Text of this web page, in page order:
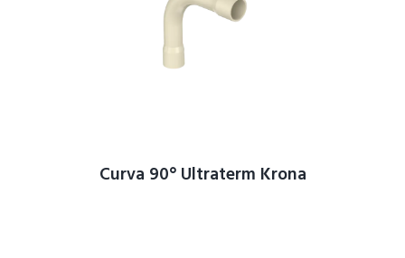
Curva 90° Ultraterm Krona